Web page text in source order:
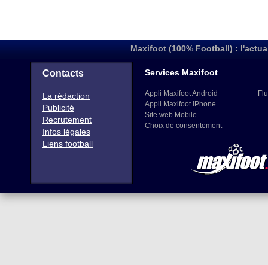
Maxifoot (100% Football) :
Contacts
La rédaction
Publicité
Recrutement
Infos légales
Liens football
Services Maxifoot
Appli Maxifoot Android
Appli Maxifoot iPhone
Site web Mobile
Choix de consentement